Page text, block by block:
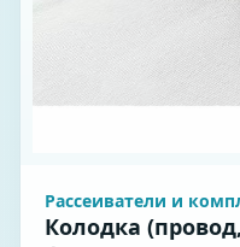
Рассеиватели и
Колодка